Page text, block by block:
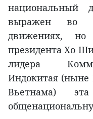
национальный
выражен во
движениях, но
президента Хо
лидера
Индокитая (ныне
Вьетнама)